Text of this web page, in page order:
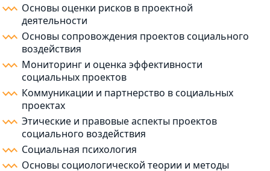
Основы оценки рисков в проектной
деятельности
Основы сопровождения проектов социального
воздействия
Мониторинг и оценка эффективности
социальных проектов
Коммуникации и партнерство в социальных
проектах
Этические и правовые аспекты проектов
социального воздействия
Социальная психология
Основы социологической теории и методы